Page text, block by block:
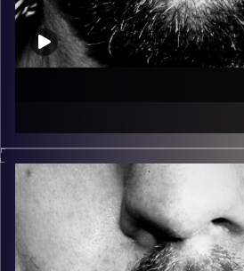
של הופעות חיות. הרבה ג'אם, רוק,
בלוז, bluegrass, ג'אז, Fאנק, פרוגרסיב ואפילו אלקטרוניקה.
David